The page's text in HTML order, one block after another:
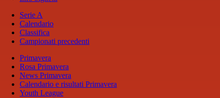
Serie A
Calendario
Classifica
Campionati precedenti
Primavera
Rosa Primavera
News Primavera
Calendario e risultati Primavera
Youth League